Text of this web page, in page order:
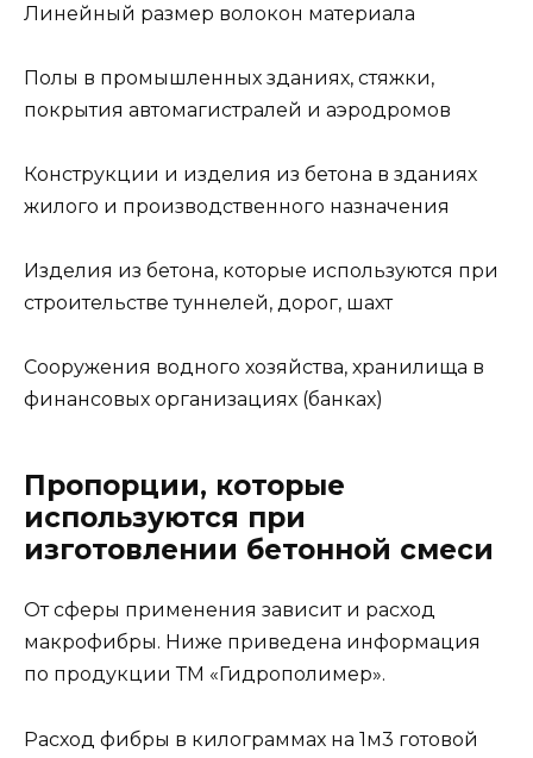
Линейный размер волокон материала
Полы в промышленных зданиях, стяжки,
покрытия автомагистралей и аэродромов
Конструкции и изделия из бетона в зданиях
жилого и производственного назначения
Изделия из бетона, которые используются при
строительстве туннелей, дорог, шахт
Сооружения водного хозяйства, хранилища в
финансовых организациях (банках)
Пропорции, которые
используются при
изготовлении бетонной смеси
От сферы применения зависит и расход
макрофибры. Ниже приведена информация
по продукции ТМ «Гидрополимер».
Расход фибры в килограммах на 1м3 готовой